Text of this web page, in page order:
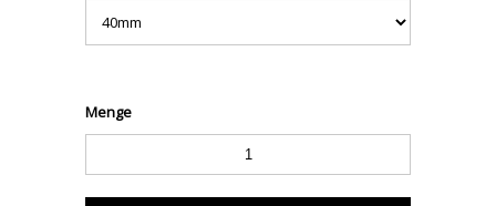
Menge